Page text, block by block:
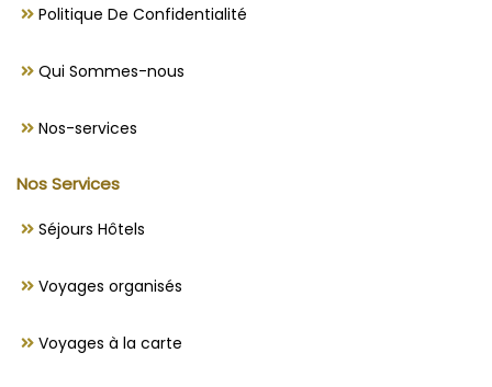
Politique De Confidentialité
Qui Sommes-nous
Nos-services
Nos Services
Séjours Hôtels
Voyages organisés
Voyages à la carte